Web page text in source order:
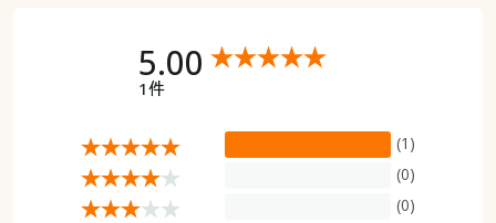
5.00
1件
(1)
(0)
(0)